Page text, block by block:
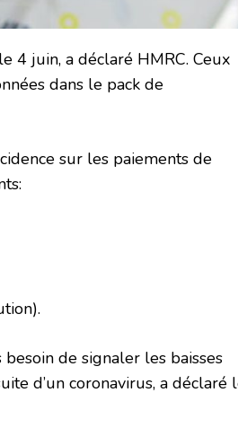
4 juin, a déclaré HMRC. Ceux
dans le pack de
sur les paiements de
besoin de signaler les baisses
d’un coronavirus, a déclaré